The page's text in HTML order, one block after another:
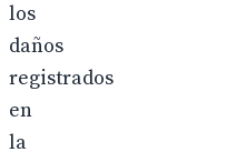
los
daños
registrados
en
la